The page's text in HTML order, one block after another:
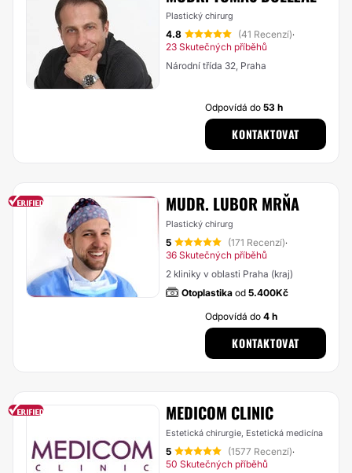
Plastický chirurg
4.8 (41 Recenzí)·
23 Skutečných příběhů
Národní třída 32, Praha
Odpovídá do53 h
KONTAKTOVAT
MUDR. LUBOR MRŇA
Plastický chirurg
5 (171 Recenzí)·
36 Skutečných příběhů
2 kliniky v oblasti Praha (kraj)
Otoplastika od 5.400Kč
Odpovídá do4 h
KONTAKTOVAT
MEDICOM CLINIC
Estetická chirurgie, Estetická medicína
5 (1577 Recenzí)·
50 Skutečných příběhů